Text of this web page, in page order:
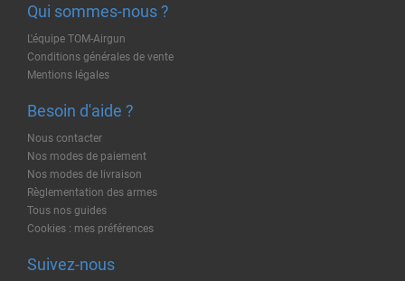
Qui sommes-nous ?
L'équipe TOM-Airgun
Conditions générales de vente
Mentions légales
Besoin d'aide ?
Nous contacter
Nos modes de paiement
Nos modes de livraison
Règlementation des armes
Tous nos guides
Cookies : mes préférences
Suivez-nous